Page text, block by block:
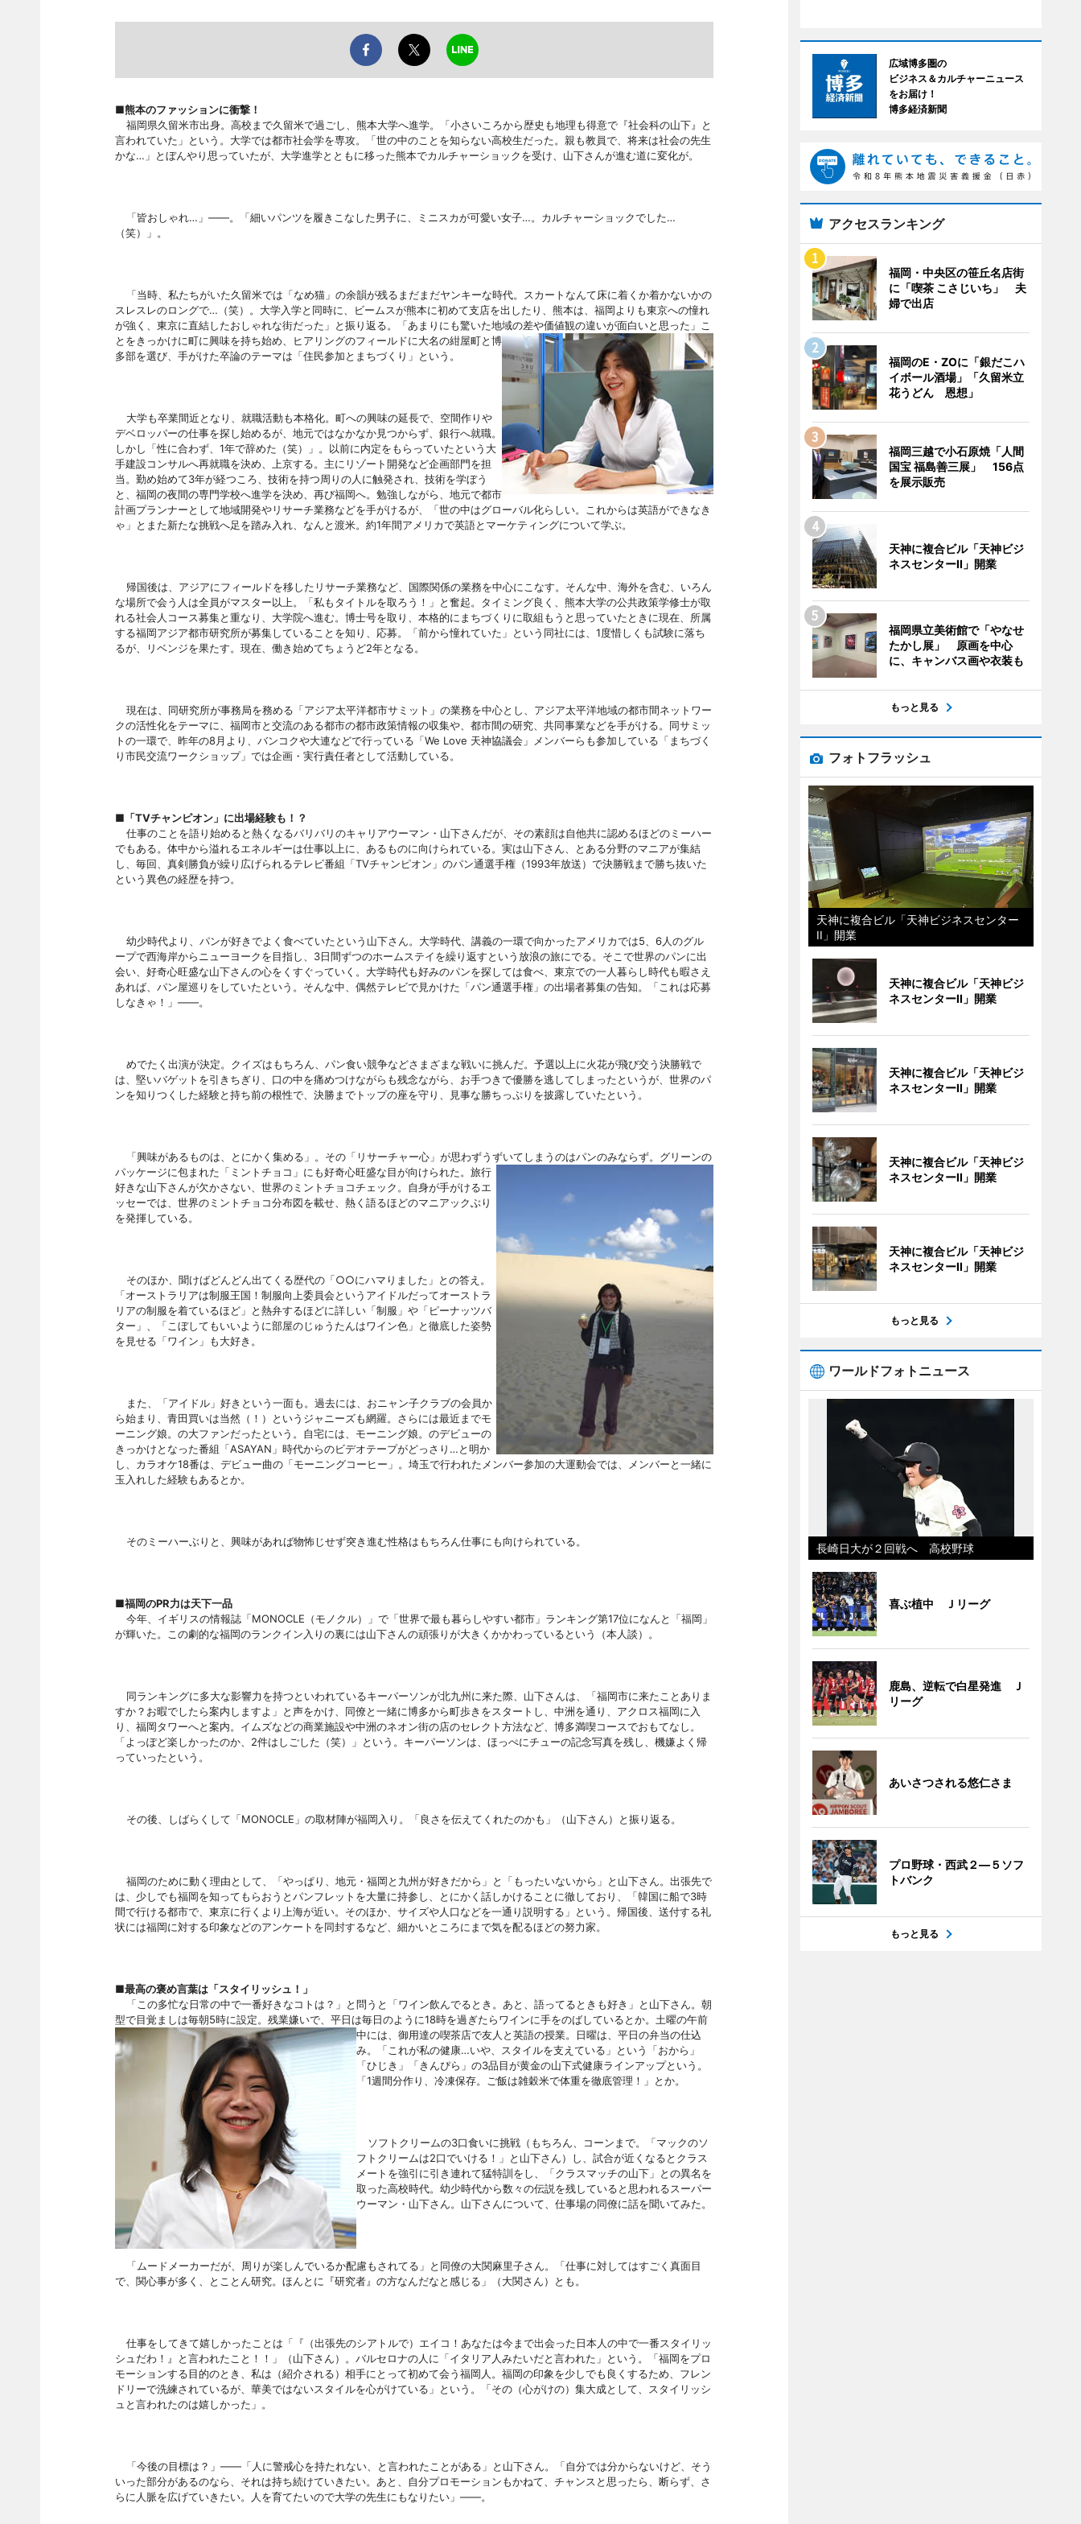
■熊本のファッションに衝撃！
福岡県久留米市出身。高校まで久留米で過ごし、熊本大学へ進学。「小さいころから歴史も地理も得意で『社会科の山下』と
言われていた」という。大学では都市社会学を専攻。「世の中のことを知らない高校生だった。親も教員で、将来は社会の先生
かな…」とぼんやり思っていたが、大学進学とともに移った熊本でカルチャーショックを受け、山下さんが進む道に変化が。
「皆おしゃれ…」――。「細いパンツを履きこなした男子に、ミニスカが可愛い女子…。カルチャーショックでした…
（笑）」。
「当時、私たちがいた久留米では「なめ猫」の余韻が残るまだまだヤンキーな時代。スカートなんて床に着くか着かないかの
スレスレのロングで…（笑）。大学入学と同時に、ビームスが熊本に初めて支店を出したり、熊本は、福岡よりも東京への憧れ
が強く、東京に直結したおしゃれな街だった」と振り返る。「あまりにも驚いた地域の差や価値観の違いが面白いと思った」こ
とをきっかけに町に興味を持ち始め、ヒアリングのフィールドに大名の紺屋町と博
多部を選び、手がけた卒論のテーマは「住民参加とまちづくり」という。
大学も卒業間近となり、就職活動も本格化。町への興味の延長で、空間作りや
デベロッパーの仕事を探し始めるが、地元ではなかなか見つからず、銀行へ就職。
しかし「性に合わず、 1年で辞めた（笑）」。以前に内定をもらっていたという大
手建設コンサルへ再就職を決め、上京する。主にリゾート開発など企画部門を担
当。勤め始めて3年が経つころ、技術を持つ周りの人に触発され、技術を学ぼう
と、福岡の夜間の専門学校へ進学を決め、再び福岡へ。勉強しながら、地元で都市
計画プランナーとして地域開発やリサーチ業務などを手がけるが、「世の中はグローバル化らしい。これからは英語ができなき
ゃ」とまた新たな挑戦へ足を踏み入れ、なんと渡米。約1年間アメリカで英語とマーケティングについて学ぶ。
帰国後は、アジアにフィールドを移したリサーチ業務など、国際関係の業務を中心にこなす。そんな中、海外を含む、いろん
な場所で会う人は全員がマスター以上。「私もタイトルを取ろう！」と奮起。タイミング良く、熊本大学の公共政策学修士が取
れる社会人コース募集と重なり、大学院へ進む。博士号を取り、本格的にまちづくりに取組もうと思っていたときに現在、所属
する福岡アジア都市研究所が募集していることを知り、応募。「前から憧れていた」という同社には、 1度惜しくも試験に落ち
るが、リベンジを果たす。現在、働き始めてちょうど2年となる。
現在は、同研究所が事務局を務める「アジア太平洋都市サミット」の業務を中心とし、アジア太平洋地域の都市間ネットワー
クの活性化をテーマに、福岡市と交流のある都市の都市政策情報の収集や、都市間の研究、共同事業などを手がける。同サミッ
トの一環で、昨年の8月より、バンコクや大連などで行っている 「We Love 天神協議会」メンバーらも参加している「まちづく
り市民交流ワークショップ」では企画・実行責任者として活動している。
■「TVチャンピオン」に出場経験も！？
仕事のことを語り始めると熱くなるバリバリのキャリアウーマン・山下さんだが、その素顔は自他共に認めるほどのミーハー
でもある。体中から溢れるエネルギーは仕事以上に、あるものに向けられている。実は山下さん、とある分野のマニアが集結
し、毎回、真剣勝負が繰り広げられるテレビ番組「TVチャンピオン」のパン通選手権（1993年放送）で決勝戦まで勝ち抜いた
という異色の経歴を持つ。
幼少時代より、パンが好きでよく食べていたという山下さん。大学時代、講義の一環で向かったアメリカでは5、6人のグル
ープで西海岸からニューヨークを目指し、3日間ずつのホームステイを繰り返すという放浪の旅にでる。そこで世界のパンに出
会い、好奇心旺盛な山下さんの心をくすぐっていく。大学時代も好みのパンを探しては食べ、東京での一人暮らし時代も暇さえ
あれば、パン屋巡りをしていたという。そんな中、偶然テレビで見かけた「パン通選手権」の出場者募集の告知。「これは応募
しなきゃ！」――。
めでたく出演が決定。クイズはもちろん、パン食い競争などさまざまな戦いに挑んだ。予選以上に火花が飛び交う決勝戦で
は、堅いバゲットを引きちぎり、口の中を痛めつけながらも残念ながら、お手つきで優勝を逃してしまったというが、世界のパ
ンを知りつくした経験と持ち前の根性で、決勝までトップの座を守り、見事な勝ちっぷりを披露していたという。
「興味があるものは、とにかく集める」。その「リサーチャー心」が思わずうずいてしまうのはパンのみならず。グリーンの
パッケージに包まれた「ミントチョコ」にも好奇心旺盛な目が向けられた。旅行
好きな山下さんが欠かさない、世界のミントチョコチェック。自身が手がけるエ
ッセーでは、世界のミントチョコ分布図を載せ、熱く語るほどのマニアックぶり
を発揮している。
そのほか、聞けばどんどん出てくる歴代の「○○にハマりました」との答え。
「オーストラリアは制服王国！制服向上委員会というアイドルだってオーストラ
リアの制服を着ているほど」と熱弁するほどに詳しい「制服」や「ピーナッツバ
ター」、「こぼしてもいいように部屋のじゅうたんはワイン色」と徹底した姿勢
を見せる「ワイン」も大好き。
また、「アイドル」好きという一面も。過去には、おニャン子クラブの会員か
ら始まり、青田買いは当然（！）というジャニーズも網羅。さらには最近までモ
ーニング娘。の大ファンだったという。自宅には、モーニング娘。のデビューの
きっかけとなった番組「ASAYAN」時代からのビデオテープがどっさり…と明か
し、カラオケ18番は、デビュー曲の「モーニングコーヒー」。埼玉で行われたメンバー参加の大運動会では、メンバーと一緒に
玉入れした経験もあるとか。
そのミーハーぶりと、興味があれば物怖じせず突き進む性格はもちろん仕事にも向けられている。
■福岡のPR力は天下一品
今年、イギリスの情報誌「MONOCLE（モノクル）」で「世界で最も暮らしやすい都市」ランキング第17位になんと「福岡」
が輝いた。この劇的な福岡のランクイン入りの裏には山下さんの頑張りが大きくかかわっているという（本人談）。
同ランキングに多大な影響力を持つといわれているキーパーソンが北九州に来た際、山下さんは、「福岡市に来たことありま
すか？お暇でしたら案内しますよ」と声をかけ、同僚と一緒に博多から町歩きをスタートし、中洲を通り、アクロス福岡に入
り、福岡タワーへと案内。イムズなどの商業施設や中洲のネオン街の店のセレクト方法など、博多満喫コースでおもてなし。
「よっぽど楽しかったのか、 2件はしごした（笑）」という。キーパーソンは、ほっぺにチューの記念写真を残し、機嫌よく帰
っていったという。
その後、しばらくして「MONOCLE」の取材陣が福岡入り。「良さを伝えてくれたのかも」（山下さん）と振り返る。
福岡のために動く理由として、「やっぱり、地元・福岡と九州が好きだから」と「もったいないから」と山下さん。出張先で
は、少しでも福岡を知ってもらおうとパンフレットを大量に持参し、とにかく話しかけることに徹しており、「韓国に船で3時
間で行ける都市で、東京に行くより上海が近い。そのほか、サイズや人口などを一通り説明する」という。帰国後、送付する礼
状には福岡に対する印象などのアンケートを同封するなど、細かいところにまで気を配るほどの努力家。
■最高の褒め言葉は「スタイリッシュ！」
「この多忙な日常の中で一番好きなコトは？」と問うと「ワイン飲んでるとき。あと、語ってるときも好き」と山下さん。朝
型で目覚ましは毎朝5時に設定。残業嫌いで、平日は毎日のように18時を過ぎたらワインに手をのばしているとか。土曜の午前
中には、御用達の喫茶店で友人と英語の授業。日曜は、平日の弁当の仕込
み。「これが私の健康…いや、スタイルを支えている」という「おから」
「ひじき」「きんぴら」の3品目が黄金の山下式健康ラインアップという。
「1週間分作り、冷凍保存。ご飯は雑穀米で体重を徹底管理！」とか。
ソフトクリームの3口食いに挑戦（もちろん、コーンまで。「マックのソ
フトクリームは2口でいける！」と山下さん）し、試合が近くなるとクラス
メートを強引に引き連れて猛特訓をし、「クラスマッチの山下」との異名を
取った高校時代。幼少時代から数々の伝説を残していると思われるスーパー
ウーマン・山下さん。山下さんについて、仕事場の同僚に話を聞いてみた。
「ムードメーカーだが、周りが楽しんでいるか配慮もされてる」と同僚の大関麻里子さん。「仕事に対してはすごく真面目
で、関心事が多く、とことん研究。ほんとに『研究者』の方なんだなと感じる」（大関さん）とも。
仕事をしてきて嬉しかったことは「『（出張先のシアトルで）エイコ！あなたは今まで出会った日本人の中で一番スタイリッ
シュだわ！』と言われたこと！！」（山下さん）。バルセロナの人に「イタリア人みたいだと言われた」という。「福岡をプロ
モーションする目的のとき、私は（紹介される）相手にとって初めて会う福岡人。福岡の印象を少しでも良くするため、フレン
ドリーで洗練されているが、華美ではないスタイルを心がけている」という。「その（心がけの）集大成として、スタイリッシ
ュと言われたのは嬉しかった」。
「今後の目標は？」――「人に警戒心を持たれない、と言われたことがある」と山下さん。「自分では分からないけど、そう
いった部分があるのなら、それは持ち続けていきたい。あと、自分プロモーションもかねて、チャンスと思ったら、断らず、さ
らに人脈を広げていきたい。人を育てたいので大学の先生にもなりたい」――。
広域博多圏の
ビジネス＆カルチャーニュース
をお届け！
博多経済新聞
アクセスランキング
福岡・中央区の笹丘名店街
に「喫茶 こさじいち」 夫
婦で出店
福岡のE・ZOに「銀だこハ
イボール酒場」「久留米立
花うどん 恩想」
福岡三越で小石原焼「人間
国宝 福島善三展」 156点
を展示販売
天神に複合ビル「天神ビジ
ネスセンターII」開業
福岡県立美術館で「やなせ
たかし展」 原画を中心
に、キャンバス画や衣装も
もっと見る
フォトフラッシュ
天神に複合ビル「天神ビジネスセンター
II」開業
天神に複合ビル「天神ビジ
ネスセンターII」開業
天神に複合ビル「天神ビジ
ネスセンターII」開業
天神に複合ビル「天神ビジ
ネスセンターII」開業
天神に複合ビル「天神ビジ
ネスセンターII」開業
もっと見る
ワールドフォトニュース
長崎日大が２回戦へ 高校野球
喜ぶ植中 Ｊリーグ
鹿島、逆転で白星発進 Ｊ
リーグ
あいさつされる悠仁さま
プロ野球・西武２―５ソフ
トバンク
もっと見る